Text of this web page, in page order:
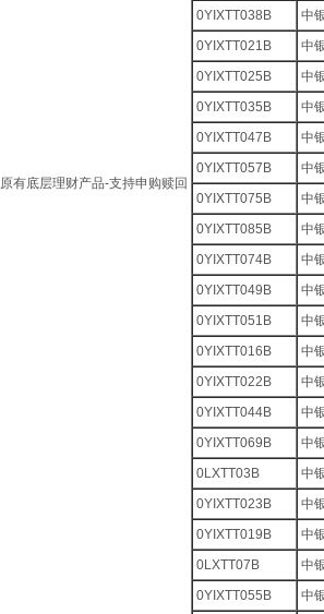
原有底层理财产品-支持申购赎回
0YIXTT038B
中
0YIXTT021B
中
0YIXTT025B
中
0YIXTT035B
中
0YIXTT047B
中
0YIXTT057B
中
0YIXTT075B
中
0YIXTT085B
中
0YIXTT074B
中
0YIXTT049B
中
0YIXTT051B
中
0YIXTT016B
中
0YIXTT022B
中
0YIXTT044B
中
0YIXTT069B
中
0LXTT03B
中
0YIXTT023B
中
0YIXTT019B
中
0LXTT07B
中
0YIXTT055B
中